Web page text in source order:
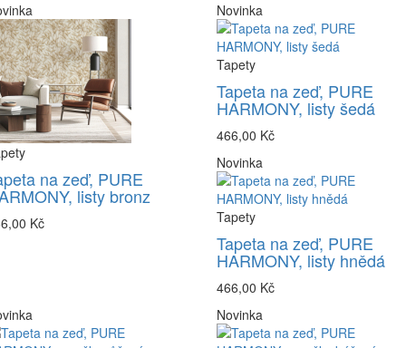
na zeď, PURE
listy bronz
Kč
Novinka
Tapety
Tapeta na zeď, PURE
HARMONY, listy šedá
466,00 Kč
Novinka
Tapety
Tapeta na zeď, PURE
HARMONY, listy hnědá
466,00 Kč
Novinka